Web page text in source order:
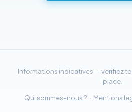
Informations indicatives — verifiez
place.
Qui sommes-nous ? · Mentions